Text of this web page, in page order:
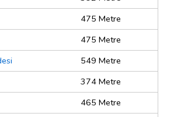
475 Metre
475 Metre
549 Metre
374 Metre
465 Metre